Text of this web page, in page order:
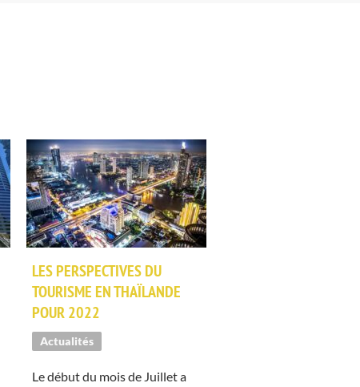
LES PERSPECTIVES DU
TOURISME EN THAÏLANDE
POUR 2022
Actualités
Le début du mois de Juillet a